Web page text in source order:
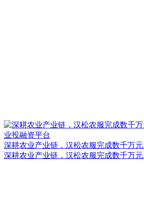
深耕农业产业链，汉松农服完成数千万
深耕农业产业链，汉松农服完成数千万